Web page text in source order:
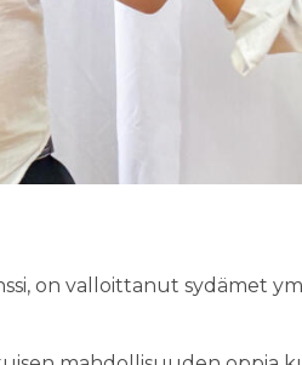
on valloittanut sydämet